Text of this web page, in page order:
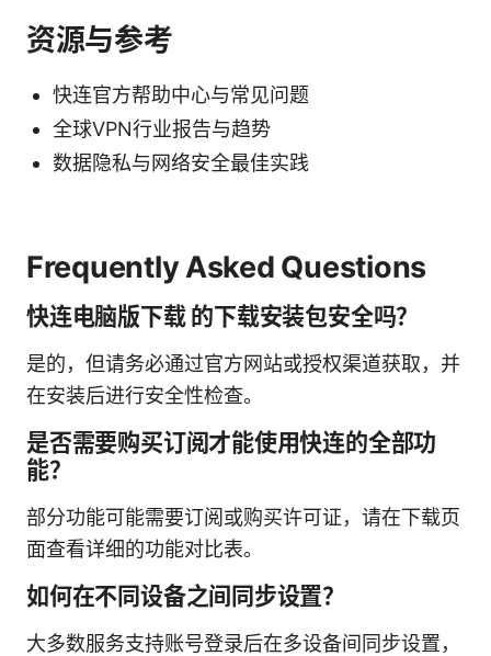
资源与参考
快连官方帮助中心与常见问题
全球VPN行业报告与趋势
数据隐私与网络安全最佳实践
Frequently Asked Questions
快连电脑版下载 的下载安装包安全吗？
是的，但请务必通过官方网站或授权渠道获取，并
在安装后进行安全性检查。
是否需要购买订阅才能使用快连的全部功
能？
部分功能可能需要订阅或购买许可证，请在下载页
面查看详细的功能对比表。
如何在不同设备之间同步设置？
大多数服务支持账号登录后在多设备间同步设置，